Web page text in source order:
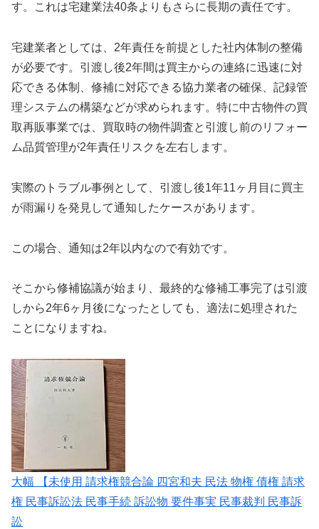
す。これは宅建業法40条よりもさらに長期の責任です。
宅建業者としては、2年責任を前提とした社内体制の整備
が必要です。引渡し後2年間は買主からの連絡に迅速に対
応できる体制、修補に対応できる協力業者の確保、記録管
理システムの構築などが求められます。特に中古物件の買
取再販事業では、買取時の物件調査と引渡し前のリフォー
ム品質管理が2年責任リスクを左右します。
実際のトラブル事例として、引渡し後1年11ヶ月目に買主
が雨漏りを発見して通知したケースがあります。
この場合、通知は2年以内なので有効です。
そこから修補協議が始まり、最終的な修補工事完了は引渡
しから2年6ヶ月後になったとしても、適法に処理された
ことになりますね。
大幅 【未使用 請求権競合論 四宮和夫 民法 物権 債権 請求
権 民事訴訟法 民事手続 訴訟物 要件事実 民事裁判 民事訴
訟